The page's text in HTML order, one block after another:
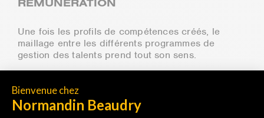
RÉMUNÉRATION
Une fois les profils de compétences créés, le
maillage entre les différents programmes de
gestion des talents prend tout son sens.
performance, la cote d’appréciation globale
permet généralement de mesurer l’atteinte des
objectifs annuels, la maîtrise des compétences et